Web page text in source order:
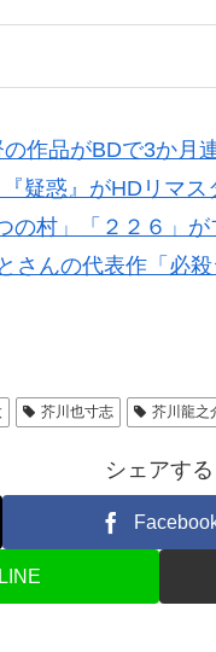
作品がBDで3か月
疑惑』がHDリマス
の村」「２２６」
さんの代表作「必殺
芥川也寸志 芥川龍之
シェアする
LINE